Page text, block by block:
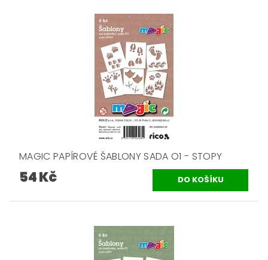
MAGIC PAPÍROVÉ ŠABLONY SADA O1 - STOPY
54 Kč